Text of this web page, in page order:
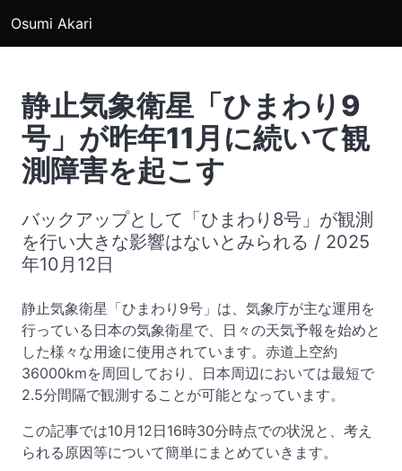
Osumi Akari
静止気象衛星「ひまわり9
号」が昨年11月に続いて観
測障害を起こす
バックアップとして「ひまわり8号」が観測
を行い大きな影響はないとみられる / 2025
年10月12日
静止気象衛星「ひまわり9号」は、気象庁が主な運用を
行っている日本の気象衛星で、日々の天気予報を始めと
した様々な用途に使用されています。赤道上空約
36000kmを周回しており、日本周辺においては最短で
2.5分間隔で観測することが可能となっています。
この記事では10月12日16時30分時点での状況と、考え
られる原因等について簡単にまとめていきます。